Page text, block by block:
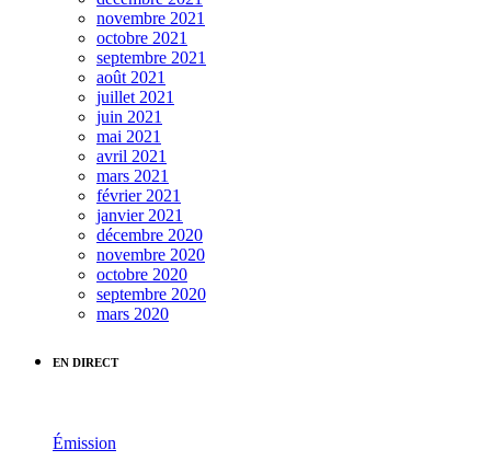
novembre 2021
octobre 2021
septembre 2021
août 2021
juillet 2021
juin 2021
mai 2021
avril 2021
mars 2021
février 2021
janvier 2021
décembre 2020
novembre 2020
octobre 2020
septembre 2020
mars 2020
EN DIRECT
Émission